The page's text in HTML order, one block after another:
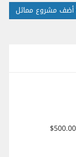
أضف مشروع مماثل